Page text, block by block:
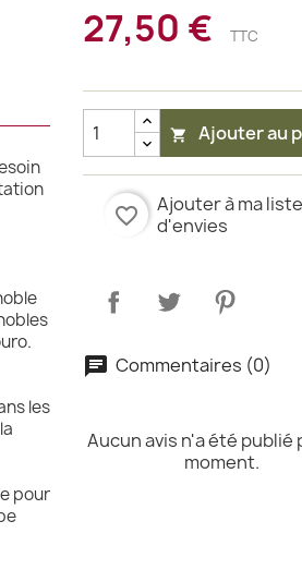
les
pour
27,50 € TTC
 Ajouter au
favorite_border
Ajouter à ma liste
d'envies
Commentaires (0)
Aucun avis n'a été publié
moment.